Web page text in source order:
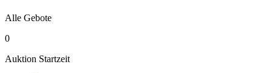
Alle Gebote
0
Auktion Startzeit